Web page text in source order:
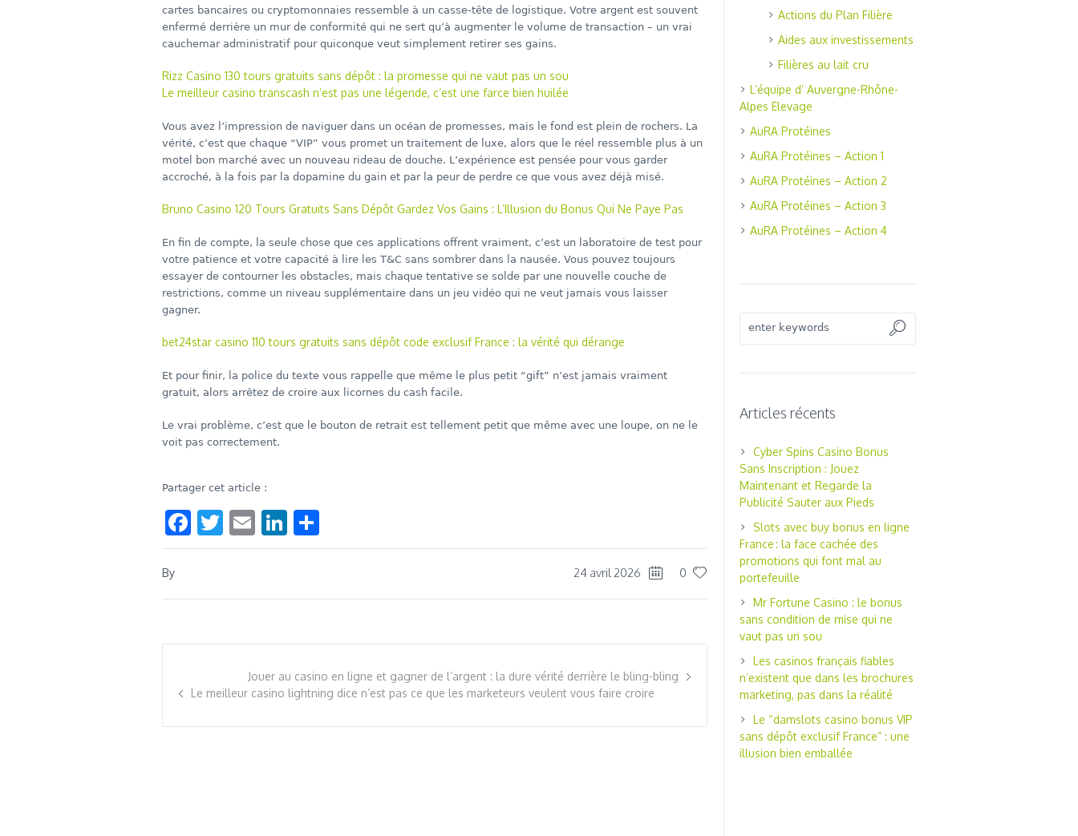
cartes bancaires ou cryptomonnaies ressemble à un casse‑tête de logistique. Votre argent est souvent
enfermé derrière un mur de conformité qui ne sert qu’à augmenter le volume de transaction – un vrai
cauchemar administratif pour quiconque veut simplement retirer ses gains.
Rizz Casino 130 tours gratuits sans dépôt : la promesse qui ne vaut pas un sou
Le meilleur casino transcash n’est pas une légende, c’est une farce bien huilée
Vous avez l’impression de naviguer dans un océan de promesses, mais le fond est plein de rochers. La
vérité, c’est que chaque “VIP” vous promet un traitement de luxe, alors que le réel ressemble plus à un
motel bon marché avec un nouveau rideau de douche. L’expérience est pensée pour vous garder
accroché, à la fois par la dopamine du gain et par la peur de perdre ce que vous avez déjà misé.
Bruno Casino 120 Tours Gratuits Sans Dépôt Gardez Vos Gains : L’Illusion du Bonus Qui Ne Paye Pas
En fin de compte, la seule chose que ces applications offrent vraiment, c’est un laboratoire de test pour
votre patience et votre capacité à lire les T&C sans sombrer dans la nausée. Vous pouvez toujours
essayer de contourner les obstacles, mais chaque tentative se solde par une nouvelle couche de
restrictions, comme un niveau supplémentaire dans un jeu vidéo qui ne veut jamais vous laisser
gagner.
bet24star casino 110 tours gratuits sans dépôt code exclusif France : la vérité qui dérange
Et pour finir, la police du texte vous rappelle que même le plus petit “gift” n’est jamais vraiment
gratuit, alors arrêtez de croire aux licornes du cash facile.
Le vrai problème, c’est que le bouton de retrait est tellement petit que même avec une loupe, on ne le
voit pas correctement.
Partager cet article :
Facebook
Twitter
EmailLinkedIn
24 avril 2026 0
By
Jouer au casino en ligne et gagner de l’argent : la dure vérité derrière le bling-bling
Le meilleur casino lightning dice n’est pas ce que les marketeurs veulent vous faire croire
Actions du Plan Filière
Aides aux investissements
Filières au lait cru
L’équipe d’ Auvergne-Rhône-
Alpes Elevage
AuRA Protéines
AuRA Protéines – Action 1
AuRA Protéines – Action 2
AuRA Protéines – Action 3
AuRA Protéines – Action 4
Articles récents
Cyber Spins Casino Bonus
Sans Inscription : Jouez
Maintenant et Regarde la
Publicité Sauter aux Pieds
Slots avec buy bonus en ligne
France : la face cachée des
promotions qui font mal au
portefeuille
Mr Fortune Casino : le bonus
sans condition de mise qui ne
vaut pas un sou
Les casinos français fiables
n’existent que dans les brochures
marketing, pas dans la réalité
Le “damslots casino bonus VIP
sans dépôt exclusif France” : une
illusion bien emballée